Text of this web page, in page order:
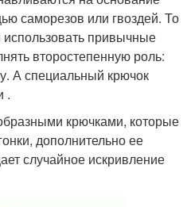
саморезов или гвоздей. То
использовать привычные
второстепенную роль:
А специальный крючок
.
крючками, которые
дополнительно ее
случайное искривление